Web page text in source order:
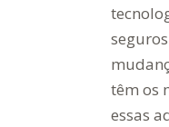
têm os
essas